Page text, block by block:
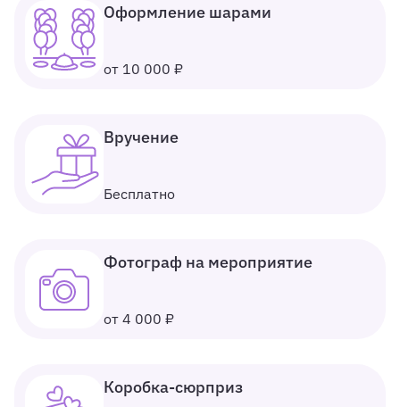
Оформление шарами
от 10 000 ₽
Вручение
Бесплатно
Фотограф на мероприятие
от 4 000 ₽
Коробка-сюрприз